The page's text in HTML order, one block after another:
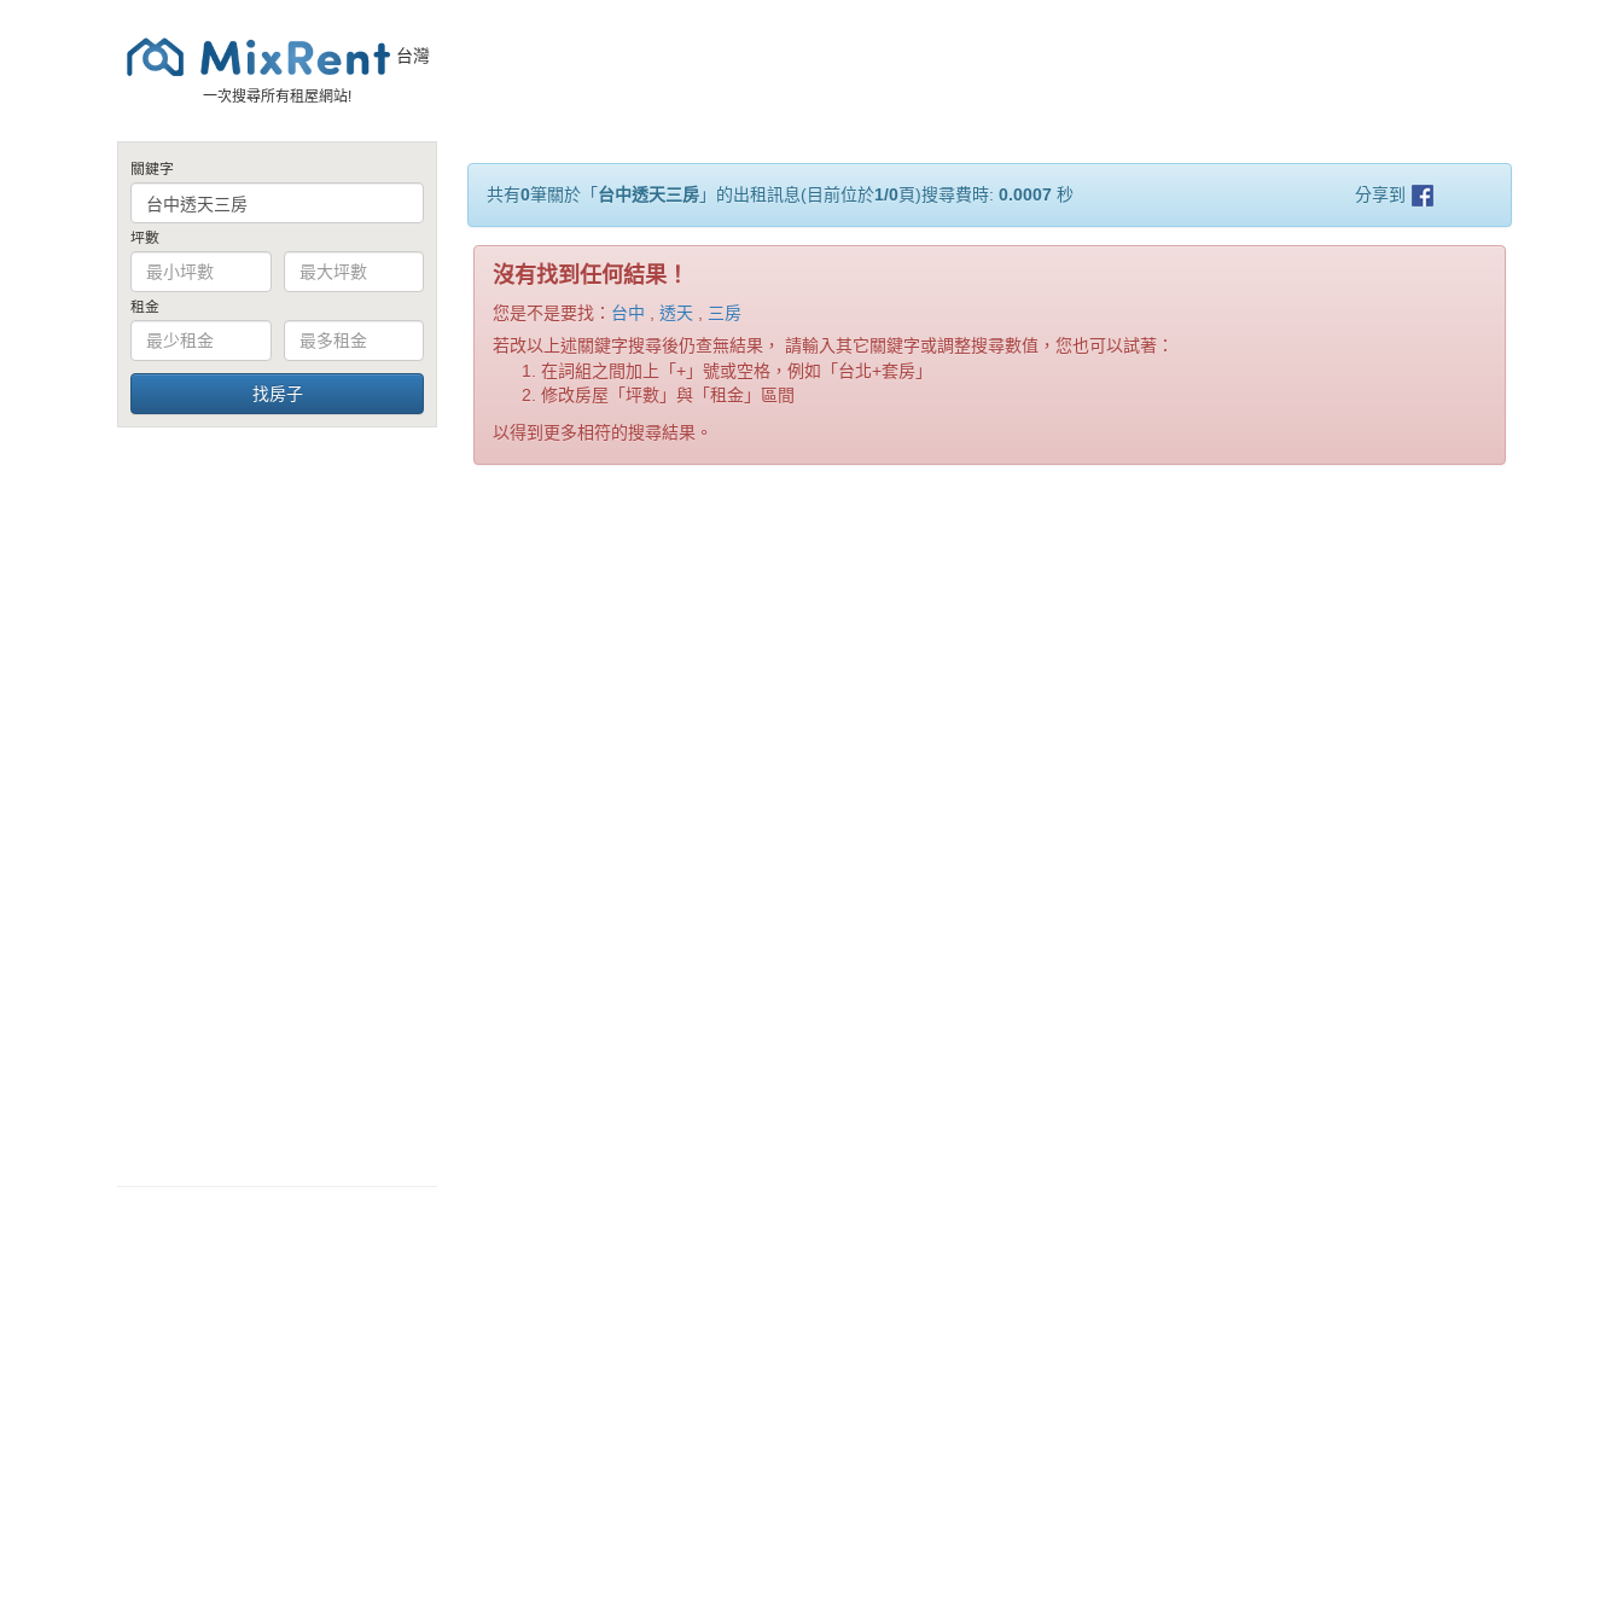
台灣
一次搜尋所有租屋網站!
關鍵字
坪數
租金
共有0筆關於「 台中透天三房」的出租訊息(目前位於1/0頁)搜尋費時: 0.0007 秒 分享到
沒有找到任何結果！
您是不是要找： 台中 , 透天 , 三房
若改以上述關鍵字搜尋後仍查無結果， 請輸入其它關鍵字或調整搜尋數值，您也可以試著：
在詞組之間加上「+」號或空格，例如「台北+套房」
修改房屋「坪數」與「租金」區間
以得到更多相符的搜尋結果。